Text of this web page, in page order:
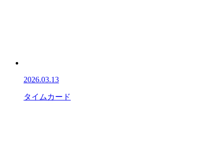
2026.03.13
タイムカード